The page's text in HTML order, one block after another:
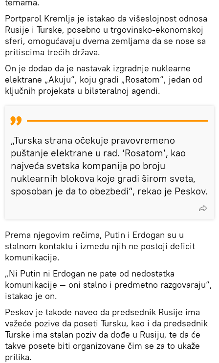
Portparol Kremlja je istakao da višeslojnost odnosa
Rusije i Turske, posebno u trgovinsko-ekonomskoj
sferi, omogućavaju dvema zemljama da se nose sa
pritiscima trećih država.
On je dodao da je nastavak izgradnje nuklearne
elektrane „Akuju“, koju gradi „Rosatom“, jedan od
ključnih projekata u bilateralnoj agendi.
„Turska strana očekuje pravovremeno
puštanje elektrane u rad. ‘Rosatom’, kao
najveća svetska kompanija po broju
nuklearnih blokova koje gradi širom sveta,
sposoban je da to obezbedi“, rekao je Peskov.
Prema njegovim rečima, Putin i Erdogan su u
stalnom kontaktu i između njih ne postoji deficit
komunikacije.
„Ni Putin ni Erdogan ne pate od nedostatka
komunikacije — oni stalno i predmetno razgovaraju“,
istakao je on.
Peskov je takođe naveo da predsednik Rusije ima
važeće pozive da poseti Tursku, kao i da predsednik
Turske ima stalan poziv da dođe u Rusiju, te da će
takve posete biti organizovane čim se za to ukaže
prilika.